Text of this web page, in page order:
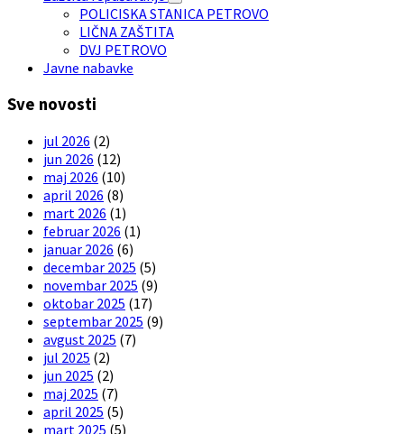
POLICISKA STANICA PETROVO
LIČNA ZAŠTITA
DVJ PETROVO
Javne nabavke
Sve novosti
jul 2026 (2)
jun 2026 (12)
maj 2026 (10)
april 2026 (8)
mart 2026 (1)
februar 2026 (1)
januar 2026 (6)
decembar 2025 (5)
novembar 2025 (9)
oktobar 2025 (17)
septembar 2025 (9)
avgust 2025 (7)
jul 2025 (2)
jun 2025 (2)
maj 2025 (7)
april 2025 (5)
mart 2025 (5)